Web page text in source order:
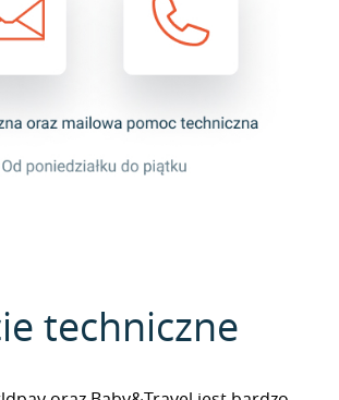
techniczne